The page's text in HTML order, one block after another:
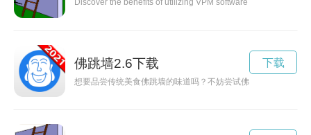
Discover the benefits of utilizing VPM software to enhance
佛跳墙2.6下载
想要品尝传统美食佛跳墙的味道吗？不妨尝试佛跳墙2019老版
下载